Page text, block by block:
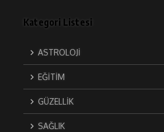
Kategori Listesi
ASTROLOJİ
EĞİTİM
GÜZELLİK
SAĞLIK